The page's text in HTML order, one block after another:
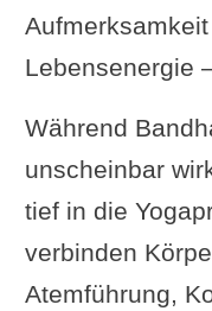
Lebensenergie
Während
unscheinbar
tief in die
verbinden
Atemführung,